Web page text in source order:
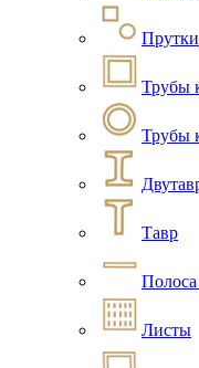
Прутки
Трубы
Трубы
Тавр
Листы